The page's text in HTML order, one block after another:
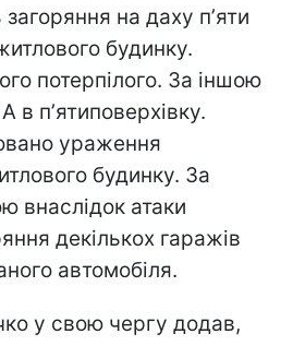
на даху пʼяти
будинку.
потерпілого. За іншою
в пʼятиповерхівку.
ураження
будинку. За
внаслідок атаки
декількох гаражів
автомобіля.
у свою чергу додав,